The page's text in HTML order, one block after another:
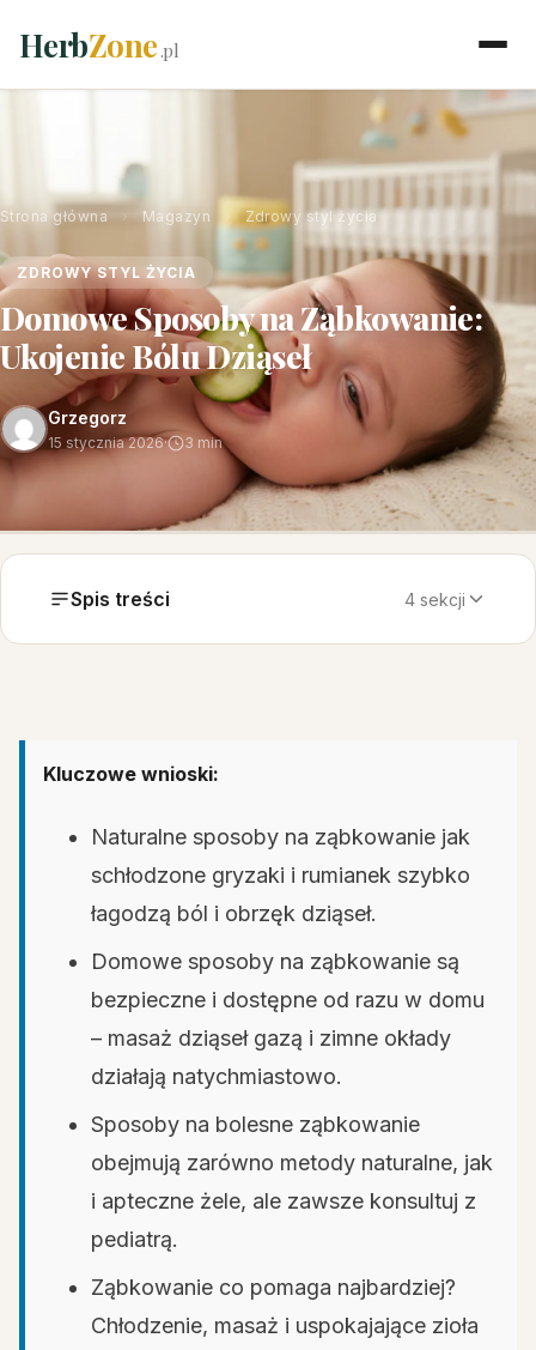
HerbZone.pl
Strona główna › Magazyn Zdrowy styl życia
ZDROWY STYL ŻYCIA
Domowe Sposoby na Ząbkowanie:
Ukojenie Bólu Dziąseł
Grzegorz
15 stycznia 2026· 3 min
Spis treści 4 sekcji
Kluczowe wnioski:
Naturalne sposoby na ząbkowanie jak
schłodzone gryzaki i rumianek szybko
łagodzą ból i obrzęk dziąseł.
Domowe sposoby na ząbkowanie są
bezpieczne i dostępne od razu w domu
– masaż dziąseł gazą i zimne okłady
działają natychmiastowo.
Sposoby na bolesne ząbkowanie
obejmują zarówno metody naturalne, jak
i apteczne żele, ale zawsze konsultuj z
pediatrą.
Ząbkowanie co pomaga najbardziej?
Chłodzenie, masaż i uspokajające zioła